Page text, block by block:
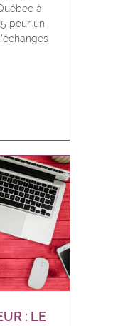
à
pour un
: LE